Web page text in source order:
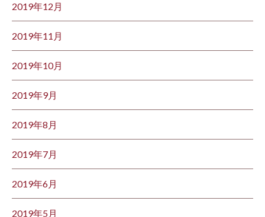
2019年12月
2019年11月
2019年10月
2019年9月
2019年8月
2019年7月
2019年6月
2019年5月